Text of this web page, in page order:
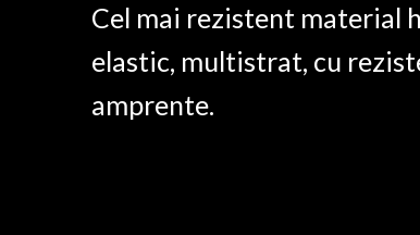
Cel mai rezistent material
elastic, multistrat, cu
amprente.